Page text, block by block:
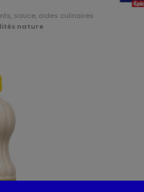
sauce, aides culinaires
nature